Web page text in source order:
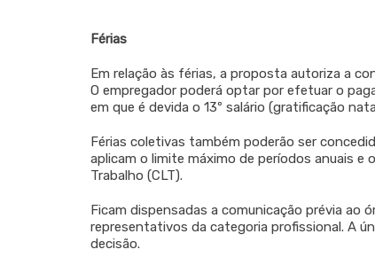
Férias
Em relação às férias, a proposta autoriza a
O empregador poderá optar por efetuar o
em que é devida o 13º salário (gratificação
Férias coletivas também poderão ser
aplicam o limite máximo de períodos anuais
Trabalho (CLT).
Ficam dispensadas a comunicação prévia ao
representativos da categoria profissional. A
decisão.